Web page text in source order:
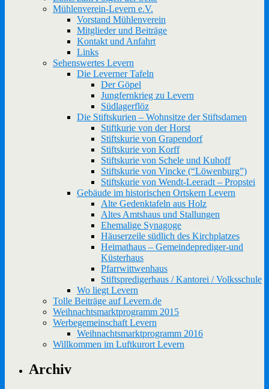
Mühlenverein-Levern e.V.
Vorstand Mühlenverein
Mitglieder und Beiträge
Kontakt und Anfahrt
Links
Sehenswertes Levern
Die Leverner Tafeln
Der Göpel
Jungfernkrieg zu Levern
Südlagerflöz
Die Stiftskurien – Wohnsitze der Stiftsdamen
Stiftkurie von der Horst
Stiftskurie von Grapendorf
Stiftskurie von Korff
Stiftskurie von Schele und Kuhoff
Stiftskurie von Vincke (“Löwenburg”)
Stiftskurie von Wendt-Leeradt – Propstei
Gebäude im historischen Ortskern Levern
Alte Gedenktafeln aus Holz
Altes Amtshaus und Stallungen
Ehemalige Synagoge
Häuserzeile südlich des Kirchplatzes
Heimathaus – Gemeindeprediger-und
Küsterhaus
Pfarrwittwenhaus
Stiftspredigerhaus / Kantorei / Volksschule
Wo liegt Levern
Tolle Beiträge auf Levern.de
Weihnachtsmarktprogramm 2015
Werbegemeinschaft Levern
Weihnachtsmarktprogramm 2016
Willkommen im Luftkurort Levern
Archiv